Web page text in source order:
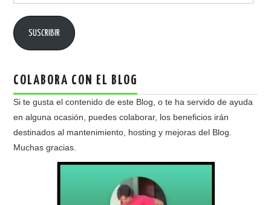
SUSCRIBIR
COLABORA CON EL BLOG
Si te gusta el contenido de este Blog, o te ha servido de ayuda
en alguna ocasión, puedes colaborar, los beneficios irán
destinados al mantenimiento, hosting y mejoras del Blog.
Muchas gracias.